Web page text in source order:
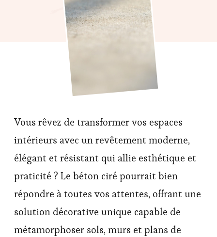
Vous rêvez de transformer vos espaces
intérieurs avec un revêtement moderne,
élégant et résistant qui allie esthétique et
praticité ? Le béton ciré pourrait bien
répondre à toutes vos attentes, offrant une
solution décorative unique capable de
métamorphoser sols, murs et plans de